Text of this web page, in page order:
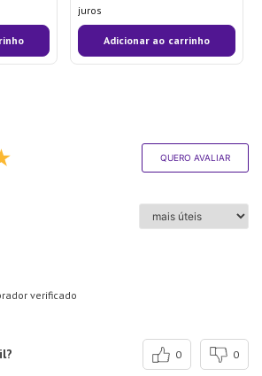
juros
Adicionar ao carrinho
QUERO AVALIAR
verificado
0 0